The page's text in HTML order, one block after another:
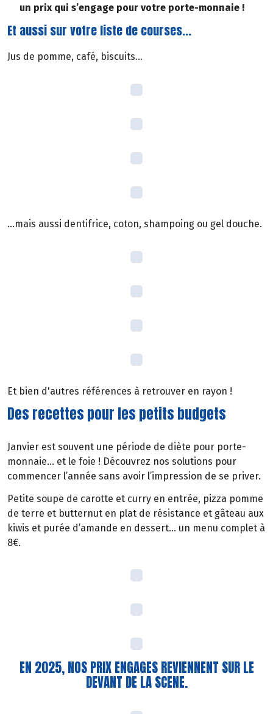
un prix qui s’engage pour votre porte-monnaie !
Et aussi sur votre liste de courses...
Jus de pomme, café, biscuits...
...mais aussi dentifrice, coton, shampoing ou gel douche.
Et bien d'autres références à retrouver en rayon !
Des recettes pour les petits budgets
Janvier est souvent une période de diète pour porte-
monnaie… et le foie ! Découvrez nos solutions pour
commencer l’année sans avoir l’impression de se priver.
Petite soupe de carotte et curry en entrée, pizza pomme
de terre et butternut en plat de résistance et gâteau aux
kiwis et purée d’amande en dessert… un menu complet à
8€.
EN 2025, NOS PRIX ENGAGES REVIENNENT SUR LE
DEVANT DE LA SCENE.